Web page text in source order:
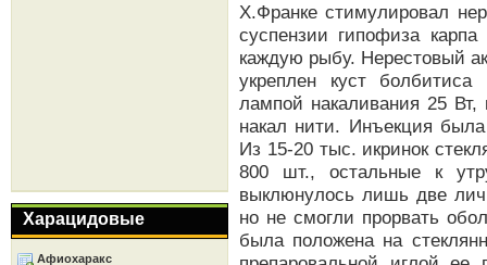
Х.Франке стимулировал
суспензии гипофиза
каждую рыбу. Нерестовый
укреплен куст
лампой накаливания 25
накал нити. Инъекция
Из 15-20 тыс. икринок
800 шт., остальные к
выклюнулось лишь две
но не смогли прорвать
была положена на
Харацидовые
Афиохаракс